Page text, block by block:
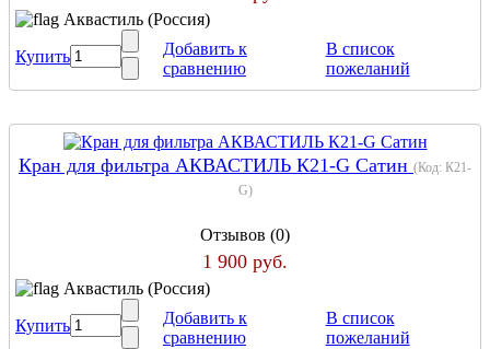
Аквастиль (Россия)
Купить
Добавить к
сравнению
В список
пожеланий
Кран для фильтра АКВАСТИЛЬ К21-G Сатин (Код: К21-
G)
Отзывов (0)
1 900 руб.
Аквастиль (Россия)
Купить
Добавить к
сравнению
В список
пожеланий